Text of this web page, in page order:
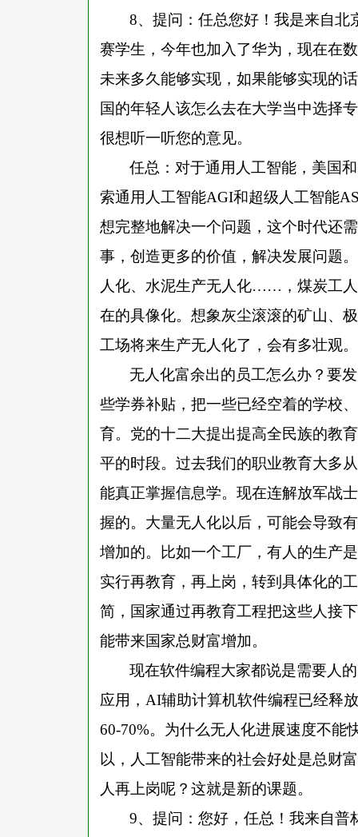
8、提问：任总您好！我是来自
赛学生，今年也加入了华为，现在在
未来多久能够实现，如果能够实现的
国的年轻人该怎么去在大学当中选择
很想听一听您的意见。
任总：对于通用人工智能，美国
索通用人工智能AGI和超级人工智能
想完整地解决一个问题，这个时代还
事，创造更多的价值，解决发展问题
人化、水泥生产无人化……，煤炭工
在的具像化。想象灰尘滚滚的矿山、
工场将来生产无人化了，会有多壮观。
无人化富余出的员工怎么办？要
些学券补贴，把一些已经空着的学校
育。党的十二大提出提高全民族的教
平的时段。过去我们的职业教育大多
能真正掌握信息学。现在连解放军战
握的。大量无人化以后，可能会导致
增加的。比如一个工厂，有人的生产是
实行再教育，再上岗，转到具体化的
简，国家通过再教育工程把这些人接
能带来国家总财富增加。
现在软件编程大家都说是需要人
应用， AI辅助计算机软件编程已经释
60-70%。为什么无人化进展速度不能
以，人工智能带来的社会好处是总财
人再上岗呢？这就是新的课题。
9、提问：您好，任总！我来自